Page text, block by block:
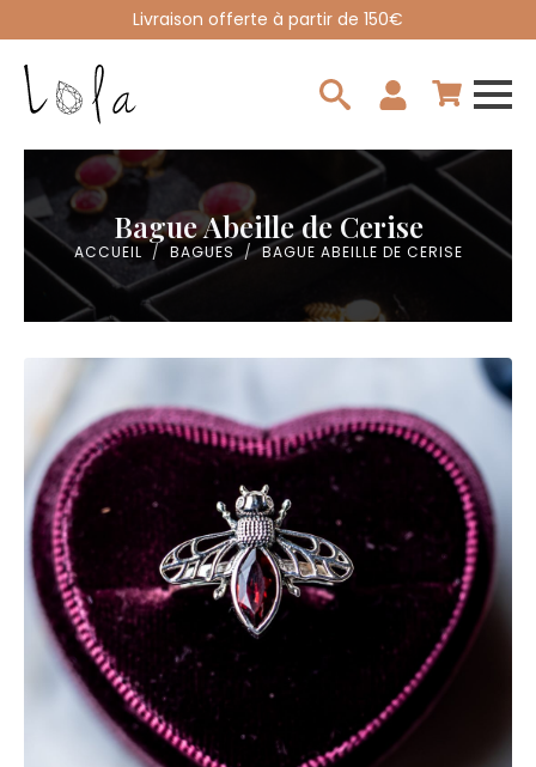
Livraison offerte à partir de 150€
Bague Abeille de Cerise
ACCUEIL BAGUES BAGUE ABEILLE DE CERISE